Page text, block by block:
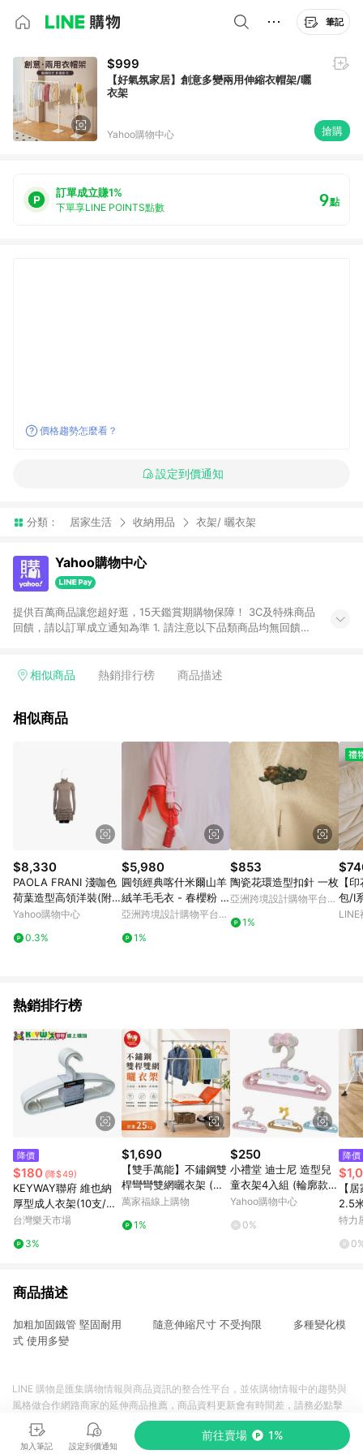
筆記
$999
【好氣氛家居】創意多變兩用伸縮衣帽架/曬
衣架
Yahoo購物中心 搶購
訂單成立賺1%
下單享LINE POINTS點數 9點
價格趨勢怎麼看？
設定到價通知
分類： 居家生活 收納用品 衣架/ 曬衣架
Yahoo購物中心
提供百萬商品讓您超好逛，15天鑑賞期購物保障！ 3C及特殊商品
回饋，請以訂單成立通知為準 1. 請注意以下品類商品均無回饋：
電玩/遊戲/相機/單眼/鏡頭/拍立得 [2024/6/1起適用] -內接硬
的購回饋活動享Yahoo超贈點回饋者 - 購物中心商店之商品：商
3. 訂單回饋金額將扣除運費/購物金/超贈點/福利金/紅利折抵/折
價券等虛擬貨幣折抵 4. 大宗採購或批發轉賣不具回饋資格： 如
有相關事證認定您為大宗採購、批發轉賣而非最終消費使用者，
相關認定以Yahoo購物中心之認定為準
相似商品 熱銷排行榜 商品描述
相似商品
$8,330
PAOLA FRANI 淺咖色
荷葉造型高領洋裝(附
袖套)
Yahoo購物中心
0.3%
$5,980
圓領經典喀什米爾山羊
絨羊毛毛衣 - 春櫻粉 /
部份尺寸現貨
亞洲跨境設計購物平台
1%
$853
陶瓷花環造型扣針 一枚
亞洲跨境設計購物平台
1%
【
包/I
LINE
熱銷排行榜
降價
$180 (降$49)
KEYWAY聯府 維也納
厚型成人衣架(10支/組)
台灣製 曬衣 防滑【愛
台灣樂天市場
3%
$1,690
【雙手萬能】不鏽鋼雙
桿彎彎雙網曬衣架 (ㄇ
型曬衣架/置衣架/收納/
萬家福線上購物
1%
$250
小禮堂 迪士尼 造型兒
童衣架4入組 (輪廓款)
維尼 米奇 米妮
Yahoo購物中心
0%
降價
【
2.5
可升
伸縮
特力
商品描述
加粗加固鐵管 堅固耐用 隨意伸縮尺寸 不受拘限 多種變化模
式 使用多變
加入筆記 設定到價通知
前往賣場 1%
LINE 購物是匯集購物情報與商品資訊的整合性平台，並依購物情報中的趨勢與
風格做合作網路商家的延伸商品推薦，商品資料更新會有時間差，請務必點擊
商品至各合作網路商家，確認現售價與購物條件，一切資訊以合作廠商網頁為
準。